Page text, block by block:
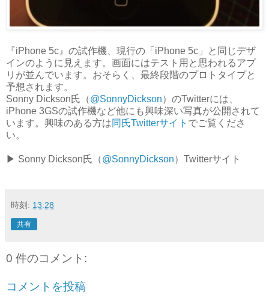
『iPhone 5c』の試作機、現行の「iPhone 5c」と同じデザ
インのように見えます。画面にはテスト用と思われるアプ
リが並んでいます。おそらく、最終段階のプロトタイプと
予想されます。
Sonny Dickson氏（@SonnyDickson）のTwitterには、
iPhone 3GSの試作機など他にも興味深い写真が公開されて
います。興味のある方は 同氏Twitterサイト でご覧くださ
い。
▶ Sonny Dickson氏（@SonnyDickson）Twitterサイト
時刻: 13:28
共有
0 件のコメント:
コメントを投稿